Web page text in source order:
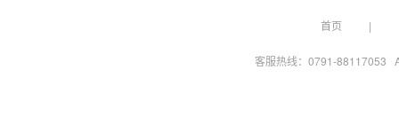
首页
客服热线：0791-88117053